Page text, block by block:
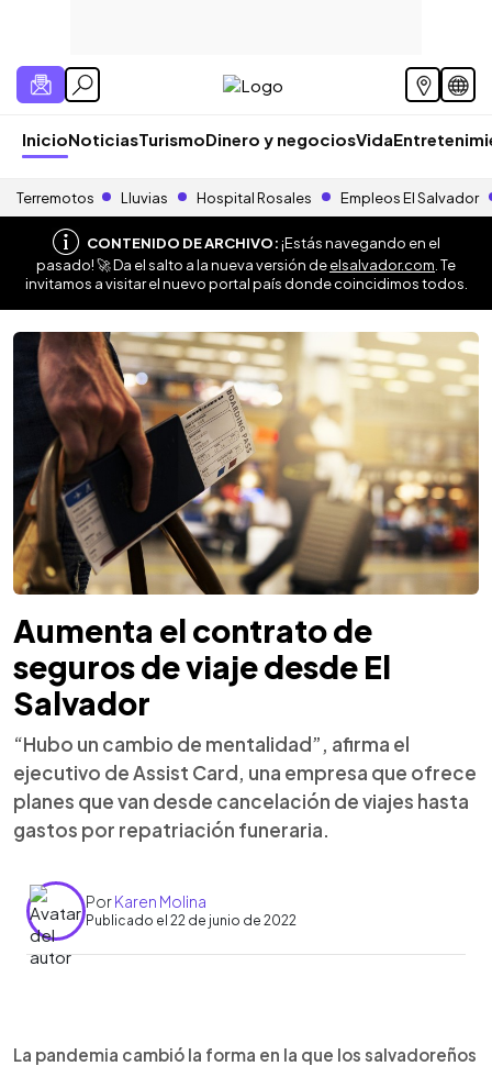
InicioNoticiasTurismoDinero y negociosVida
Terremotos Lluvias Hospital Rosales Empleos El Salvador
CONTENIDO DE ARCHIVO:¡Estás navegando en el
pasado! 🚀 Da el salto a la nueva versión deelsalvador.com . Te
invitamos a visitar el nuevo portal país donde coincidimos todos.
Aumenta el contrato de
seguros de viaje desde El
Salvador
“Hubo un cambio de mentalidad”, afirma el
ejecutivo de Assist Card, una empresa que ofrece
planes que van desde cancelación de viajes hasta
gastos por repatriación funeraria.
PorKaren Molina
Publicado el 22 de junio de 2022
► Escuchar artículo
La pandemia cambió la forma en la que los salvadoreños